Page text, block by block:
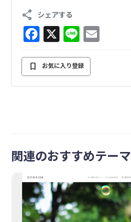
share シェアする
F
a
c
e
k
X Li
n
e
l
bookmark お気に入り登録
関連のおすすめテーマ